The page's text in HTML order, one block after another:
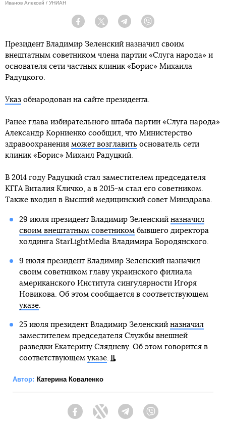
Иванов Алексей / УНИАН
Facebook Twitter Telegram
Президент Владимир Зеленский назначил своим
внештатным советником члена партии «Слуга народа» и
основателя сети частных клиник «Борис» Михаила
Радуцкого.
Указ обнародован на сайте президента.
Ранее глава избирательного штаба партии «Слуга народа»
Александр Корниенко сообщил, что Министерство
здравоохранения может возглавить основатель сети
клиник «Борис» Михаил Радуцкий.
В 2014 году Радуцкий стал заместителем председателя
КГГА Виталия Кличко, а в 2015-м стал его советником.
Также входил в Высший медицинский совет Минздрава.
29 июля президент Владимир Зеленский назначил
своим внештатным советникомбывшего директора
холдинга StarLightMedia Владимира Бородянского.
9 июля президент Владимир Зеленский назначил
своим советником главу украинского филиала
американского Института сингулярности Игоря
Новикова. Об этом сообщается в соответствующем
указе.
25 июля президент Владимир Зеленский назначил
заместителем председателя Службы внешней
разведки Екатерину Слядневу. Об этом говорится в
соответствующем указе.
Автор: Катерина Коваленко
FacebookTwitter Telegram